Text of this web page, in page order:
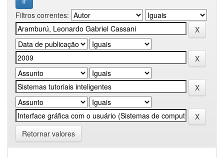
Filtros correntes:
Retornar valores